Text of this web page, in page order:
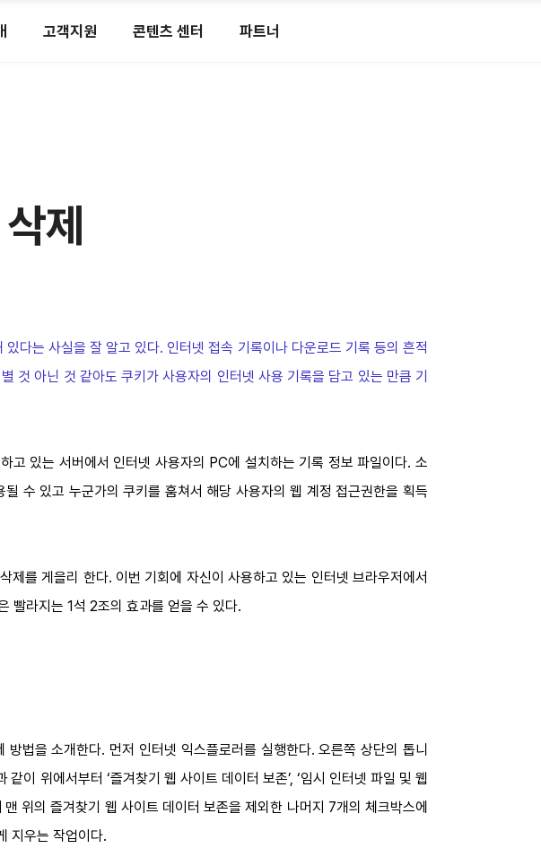
고객지원 콘텐츠 센터 파트너
제
다는 사실을 잘 알고 있다. 인터넷 접속 기록이나 다운로드 기록 등의 흔적
것 아닌 것 같아도 쿠키가 사용자의 인터넷 사용 기록을 담고 있는 만큼 기
있는 서버에서 인터넷 사용자의 PC에 설치하는 기록 정보 파일이다. 소
수 있고 누군가의 쿠키를 훔쳐서 해당 사용자의 웹 계정 접근권한을 획득
를 게을리 한다. 이번 기회에 자신이 사용하고 있는 인터넷 브라우저에서
빨라지는 1석 2조의 효과를 얻을 수 있다.
법을 소개한다. 먼저 인터넷 익스플로러를 실행한다. 오른쪽 상단의 톱니
위에서부터 ‘즐겨찾기 웹 사이트 데이터 보존’, ‘임시 인터넷 파일 및 웹
위의 즐겨찾기 웹 사이트 데이터 보존을 제외한 나머지 7개의 체크박스에
지우는 작업이다.